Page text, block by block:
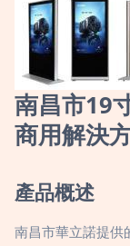
南昌市19
商用解決
產品概述
南昌市華立諾提供